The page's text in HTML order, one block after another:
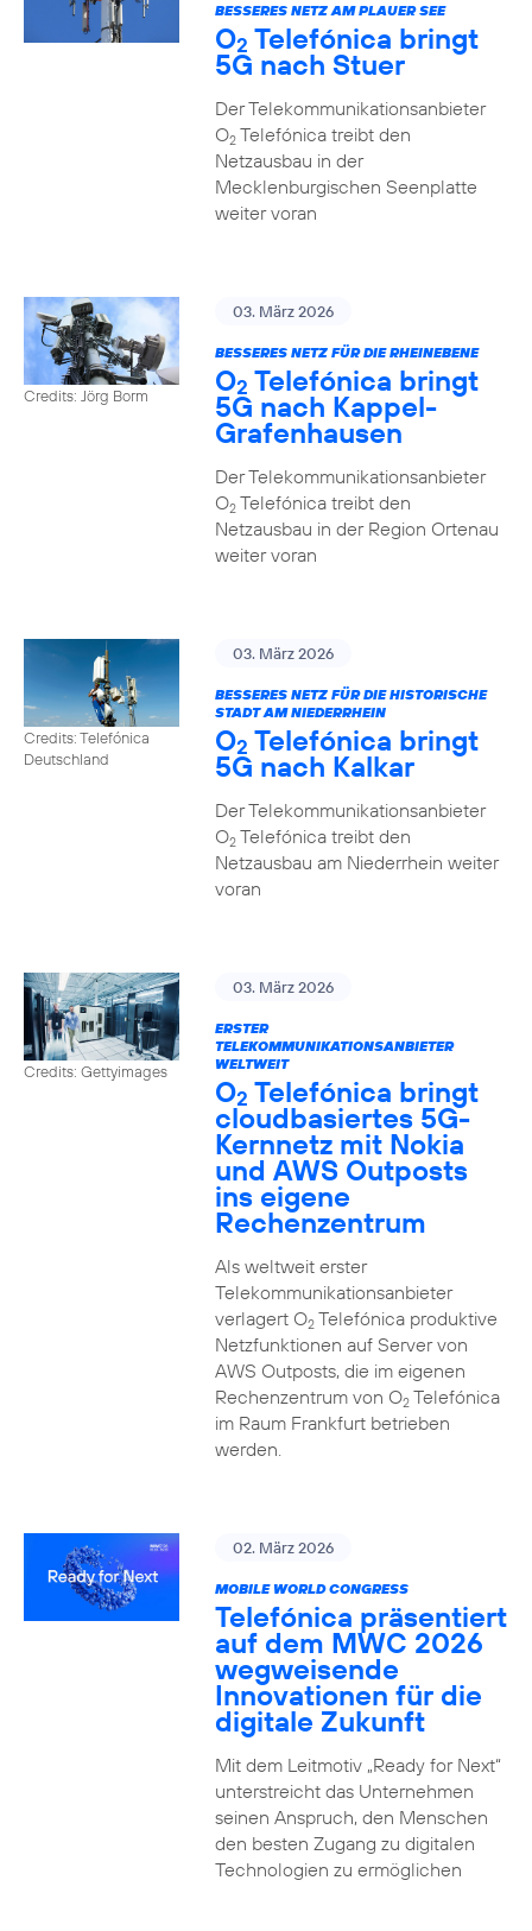
BESSERES NETZ AM PLAUER SEE
O2 Telefónica bringt
5G nach Stuer
Der Telekommunikationsanbieter
O2Telefónica treibt den
Netzausbau in der
Mecklenburgischen Seenplatte
weiter voran
Credits: Jörg Borm
03. März 2026
BESSERES NETZ FÜR DIE RHEINEBENE
O2 Telefónica bringt
5G nach Kappel-
Grafenhausen
Der Telekommunikationsanbieter
O2Telefónica treibt den
Netzausbau in der Region Ortenau
weiter voran
Credits: Telefónica
Deutschland
03. März 2026
BESSERES NETZ FÜR DIE HISTORISCHE
STADT AM NIEDERRHEIN
O2 Telefónica bringt
5G nach Kalkar
Der Telekommunikationsanbieter
O2Telefónica treibt den
Netzausbau am Niederrhein weiter
voran
Credits: Gettyimages
03. März 2026
ERSTER
TELEKOMMUNIKATIONSANBIETER
WELTWEIT
O2 Telefónica bringt
cloudbasiertes 5G-
Kernnetz mit Nokia
und AWS Outposts
ins eigene
Rechenzentrum
Als weltweit erster
Telekommunikationsanbieter
verlagert O2Telefónica produktive
Netzfunktionen auf Server von
AWS Outposts, die im eigenen
Rechenzentrum von O2Telefónica
im Raum Frankfurt betrieben
werden.
02. März 2026
MOBILE WORLD CONGRESS
Telefónica präsentiert
auf dem MWC 2026
wegweisende
Innovationen für die
digitale Zukunft
Mit dem Leitmotiv „Ready for Next“
unterstreicht das Unternehmen
seinen Anspruch, den Menschen
den besten Zugang zu digitalen
Technologien zu ermöglichen